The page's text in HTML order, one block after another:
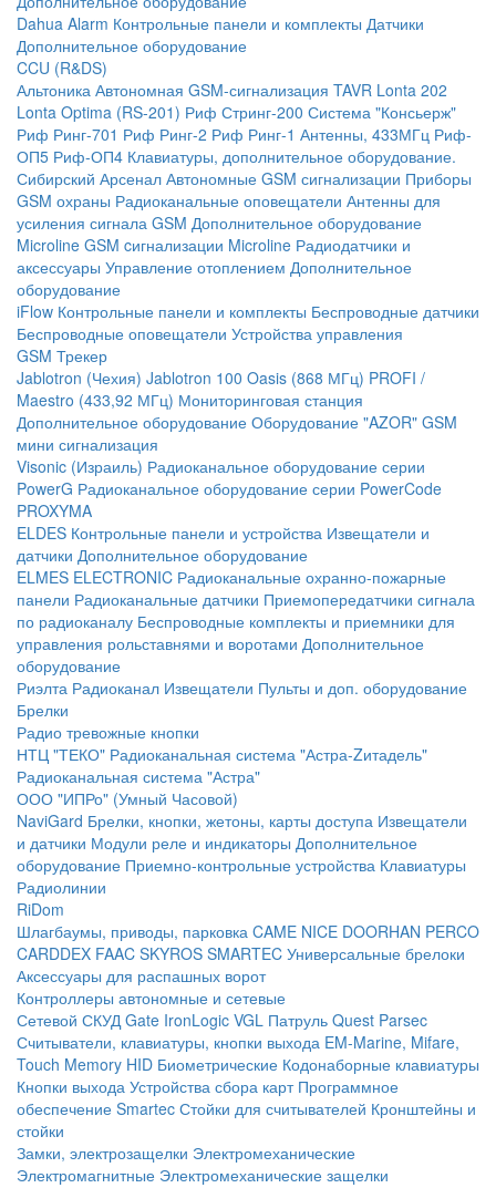
Dahua Alarm Контрольные панели и комплекты Датчики
Дополнительное оборудование
CCU (R&DS)
Альтоника Автономная GSM-сигнализация TAVR Lonta 202
Lonta Optima (RS-201) Риф Стринг-200 Система "Консьерж"
Риф Ринг-701 Риф Ринг-2 Риф Ринг-1 Антенны, 433МГц Риф-
ОП5 Риф-ОП4 Клавиатуры, дополнительное оборудование.
Сибирский Арсенал Автономные GSM сигнализации Приборы
GSM охраны Радиоканальные оповещатели Антенны для
усиления сигнала GSM Дополнительное оборудование
Microline GSM cигнализации Microline Радиодатчики и
аксессуары Управление отоплением Дополнительное
оборудование
iFlow Контрольные панели и комплекты Беспроводные датчики
Беспроводные оповещатели Устройства управления
GSM Трекер
Jablotron (Чехия) Jablotron 100 Oasis (868 МГц) PROFI /
Maestro (433,92 МГц) Мониторинговая станция
Дополнительное оборудование Оборудование "AZOR" GSM
мини сигнализация
Visonic (Израиль) Радиоканальное оборудование серии
PowerG Радиоканальное оборудование серии PowerCode
PROXYMA
ELDES Контрольные панели и устройства Извещатели и
датчики Дополнительное оборудование
ELMES ELECTRONIC Радиоканальные охранно-пожарные
панели Радиоканальные датчики Приемопередатчики сигнала
по радиоканалу Беспроводные комплекты и приемники для
управления рольставнями и воротами Дополнительное
оборудование
Риэлта Радиоканал Извещатели Пульты и доп. оборудование
Брелки
Радио тревожные кнопки
НТЦ "ТЕКО" Радиоканальная система "Астра-Zитадель"
Радиоканальная система "Астра"
ООО "ИПРо" (Умный Часовой)
NaviGard Брелки, кнопки, жетоны, карты доступа Извещатели
и датчики Модули реле и индикаторы Дополнительное
оборудование Приемно-контрольные устройства Клавиатуры
Радиолинии
RiDom
Шлагбаумы, приводы, парковка CAME NICE DOORHAN PERCO
CARDDEX FAAC SKYROS SMARTEC Универсальные брелоки
Аксессуары для распашных ворот
Контроллеры автономные и сетевые
Сетевой СКУД Gate IronLogic VGL Патруль Quest Parsec
Считыватели, клавиатуры, кнопки выхода EM-Marine, Mifare,
Touch Memory HID Биометрические Кодонаборные клавиатуры
Кнопки выхода Устройства сбора карт Программное
обеспечение Smartec Стойки для считывателей Кронштейны и
стойки
Замки, электрозащелки Электромеханические
Электромагнитные Электромеханические защелки